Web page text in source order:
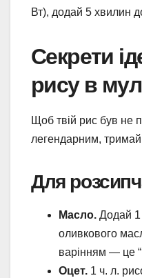
Вт), додай 5 хвилин
Секрети
рису в
Щоб твій рис був не
легендарним, тримай
Для
Масло. Додай 1
оливкового
варінням — це
Оцет. 1 ч. л.